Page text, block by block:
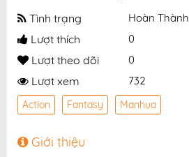
Tình trạng Hoàn Thành
Lượt thích 0
Lượt theo dõi 0
Lượt xem 732
Action Fantasy Manhua
Giới thiệu